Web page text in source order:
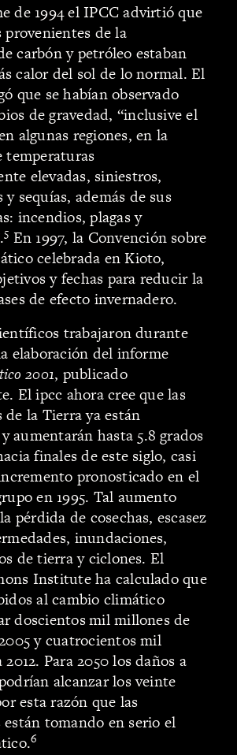
de 1994 el IPCC advirtió que
provenientes de la
carbón y petróleo estaban
calor del sol de lo normal. El
que se habían observado
de gravedad, “inclusive el
algunas regiones, en la
temperaturas
elevadas, siniestros,
sequías, además de sus
incendios, plagas y
5 En 1997, la Convención sobre
celebrada en Kioto,
y fechas para reducir la
de efecto invernadero.
trabajaron durante
elaboración del informe
2001, publicado
El ipcc ahora cree que las
la Tierra ya están
aumentarán hasta 5.8 grados
finales de este siglo, casi
pronosticado en el
en 1995. Tal aumento
pérdida de cosechas, escasez
inundaciones,
de tierra y ciclones. El
Institute ha calculado que
al cambio climático
doscientos mil millones de
y cuatrocientos mil
Para 2050 los daños a
alcanzar los veinte
esta razón que las
están tomando en serio el
6